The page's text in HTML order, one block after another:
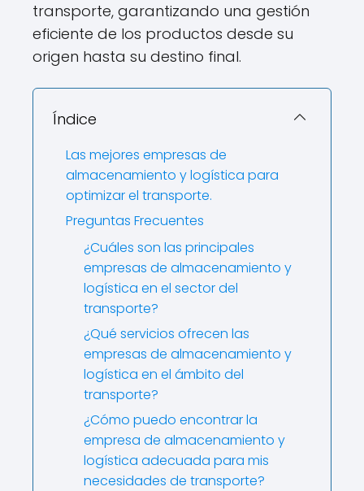
transporte, garantizando una gestión
eficiente de los productos desde su
origen hasta su destino final.
Índice
Las mejores empresas de
almacenamiento y logística para
optimizar el transporte.
Preguntas Frecuentes
¿Cuáles son las principales
empresas de almacenamiento y
logística en el sector del
transporte?
¿Qué servicios ofrecen las
empresas de almacenamiento y
logística en el ámbito del
transporte?
¿Cómo puedo encontrar la
empresa de almacenamiento y
logística adecuada para mis
necesidades de transporte?